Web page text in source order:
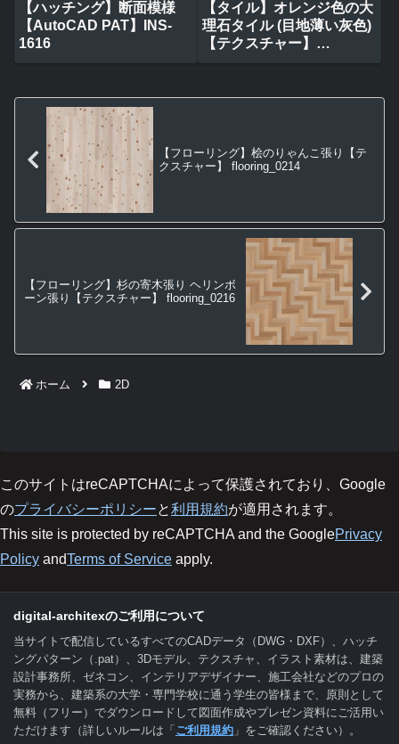
【ハッチング】断面模様
【AutoCAD PAT】INS-
1616
【タイル】オレンジ色の大
理石タイル (目地薄い灰色)
【テクスチャー】
tile_0317
【フローリング】桧のりゃんこ張り【テ
クスチャー】 flooring_0214
【フローリング】杉の寄木張り ヘリンボ
ーン張り【テクスチャー】 flooring_0216
ホーム 2D
このサイトはreCAPTCHAによって保護されており、Google
のプライバシーポリシーと利用規約が適用されます。
This site is protected by reCAPTCHA and the GooglePrivacy
Policy andTerms of Service apply.
digital-architexのご利用について
当サイトで配信しているすべてのCADデータ（DWG・DXF）、ハッチ
ングパターン（.pat）、3Dモデル、テクスチャ、イラスト素材は、建築
設計事務所、ゼネコン、インテリアデザイナー、施工会社などのプロの
実務から、建築系の大学・専門学校に通う学生の皆様まで、原則として
無料（フリー）でダウンロードして図面作成やプレゼン資料にご活用い
ただけます（詳しいルールは「 ご利用規約 」をご確認ください）。